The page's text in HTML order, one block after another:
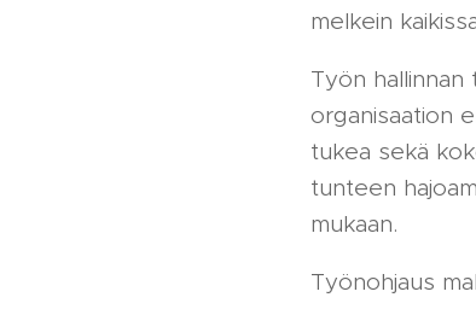
melkein
Työn hallinnan
organisaation
tukea sekä
tunteen
mukaan.
Työnohjaus